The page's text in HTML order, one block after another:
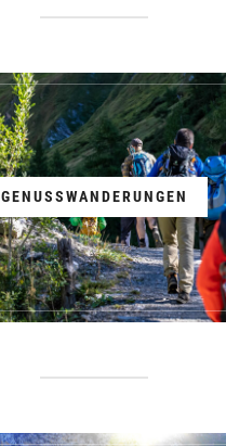
GENUSSWANDERUNGEN